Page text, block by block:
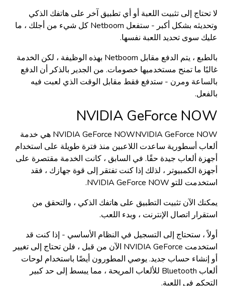
لا تحتاج إلى تثبيت اللعبة أو أي تطبيق آخر على هاتفك الذكي
وتحديثه بشكل أكبر - ستفعل Netboom كل شيء من أجلك ، ما
عليك سوى تحديد اللعبة نفسها.
بالطبع ، يتم الدفع مقابل Netboom بهذه الوظيفة ، لكن الخدمة
غالبًا ما تمنح مستخدميها خصومات. من الجدير بالذكر أن الدفع
بالساعة ومرن - ستدفع فقط مقابل الوقت الذي لعبت فيه
بالفعل.
NVIDIA GeForce NOW
NVIDIA GeForce NOWNVIDIA GeForce NOW هي خدمة
ألعاب أسطورية ساعدت اللاعبين منذ فترة طويلة على استخدام
أجهزة ألعاب جيدة حقًا. في السابق ، كانت الخدمة مقتصرة على
أجهزة الكمبيوتر ، لذلك إذا كنت تفتقر إلى قوة جهازك ، فقد
استخدمت للتو NVIDIA GeForce NOW.
يمكنك الآن تثبيت التطبيق على هاتفك الذكي ، والتحقق من
استقرار اتصال الإنترنت ، وبدء اللعب.
أولاً ، ستحتاج إلى التسجيل في النظام الأساسي - إذا كنت قد
استخدمت NVIDIA GeForce الآن من قبل ، فلن تحتاج إلى تغيير
أو إنشاء حساب جديد. يوصي المطورون أيضًا باستخدام لوحات
ألعاب Bluetooth للألعاب المريحة ، مما يبسط إلى حد كبير
التحكم في اللعبة.